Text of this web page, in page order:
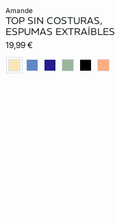
amande
TOP SIN COSTURAS,
ESPUMAS EXTRAÍBLES
19,99 €